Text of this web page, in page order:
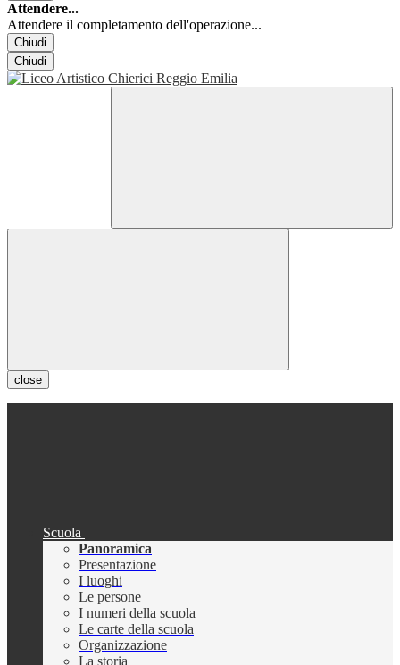
Attendere...
Attendere il completamento dell'operazione...
Chiudi
Chiudi
close
Scuola
Panoramica
Presentazione
I luoghi
Le persone
I numeri della scuola
Le carte della scuola
Organizzazione
La storia